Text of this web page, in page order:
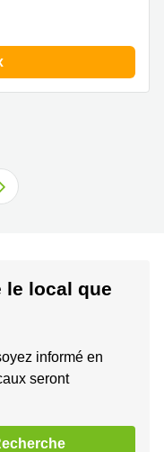
le local que
informé en
seront